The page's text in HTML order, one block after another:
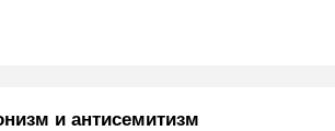
и антисемитизм